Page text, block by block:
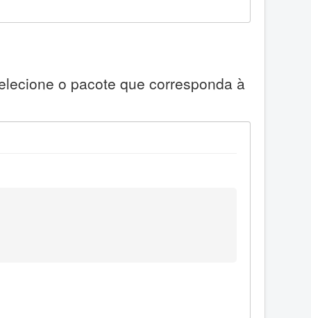
o pacote que corresponda à